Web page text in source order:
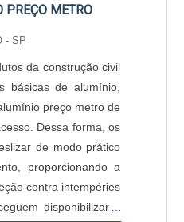
PREÇO METRO
- SP
da construção civil
básicas de alumínio,
preço metro de
Dessa forma, os
de modo prático
proporcionando a
contra intempéries
disponibilizar a